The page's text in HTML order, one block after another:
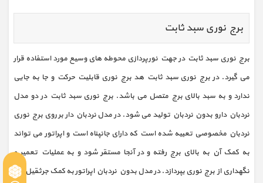
برج نوری سبد ثابت
برج نوری سبد ثابت در جهت نورپردازی محوطه های وسیع مورد استفاده قرار
می گیرد. در برج نوری سبد ثابت هد برج نوری قابلیت حرکت و جا به جایی
ندارد و به سبد بالای برج متصل می باشد. برج نوری سبد ثابت در دو مدل
نردبان دارو بدون نردبان تولید می شود. در مدل نردبان دار بر روی برج نوری
نردبان مخصوصی تعبیه شده است که دارای جانپناه است و اپراتور می تواند
به کمک آن به بالای برج رفته و در آنجا مستقر شود و به عملیات تعمیر و
نگهداری از برج نوری بپردازد. در مدل بدون نردبان اپراتور به کمک جرثقیل و یا